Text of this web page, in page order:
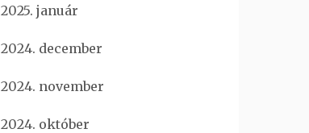
2025. január
2024. december
2024. november
2024. október